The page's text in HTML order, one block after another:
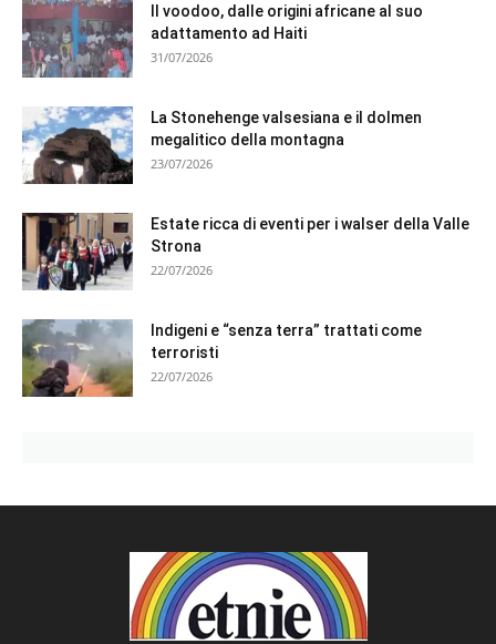
Il voodoo, dalle origini africane al suo
adattamento ad Haiti
31/07/2026
La Stonehenge valsesiana e il dolmen
megalitico della montagna
23/07/2026
Estate ricca di eventi per i walser della Valle
Strona
22/07/2026
Indigeni e “senza terra” trattati come
terroristi
22/07/2026